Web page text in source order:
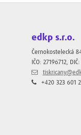
edkp s.r.o.
Černokostelecká
IČO: 27196712,
+420 323 601